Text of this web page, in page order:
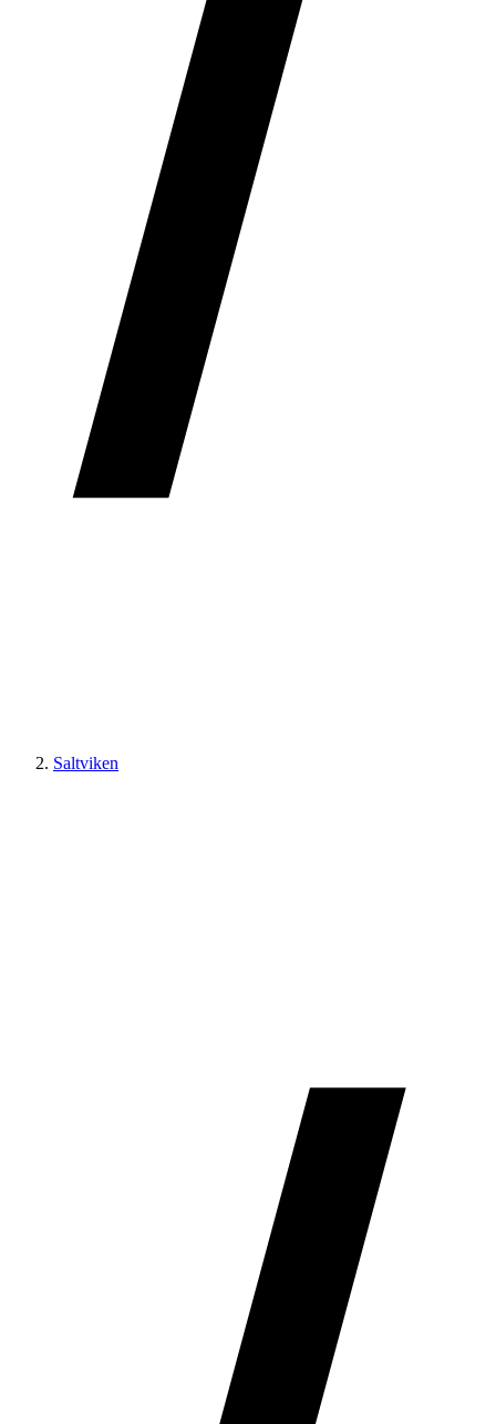
Saltviken